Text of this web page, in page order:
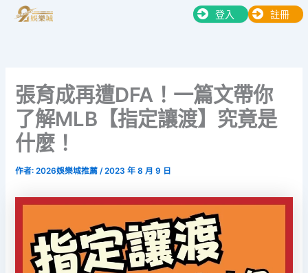
登入 註冊
張育成再遭DFA！一篇文帶你
了解MLB【指定讓渡】究竟是
什麼！
作者:2026娛樂城推薦/2023 年 8 月 9 日